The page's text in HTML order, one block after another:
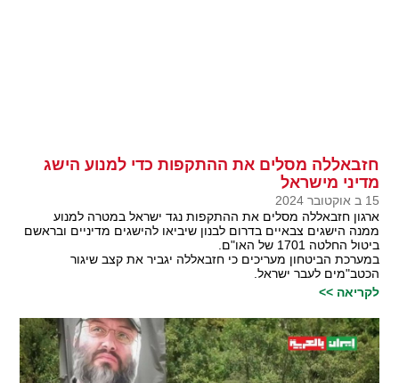
חזבאללה מסלים את ההתקפות כדי למנוע הישג
מדיני מישראל
15 ב אוקטובר 2024
ארגון חזבאללה מסלים את ההתקפות נגד ישראל במטרה למנוע
ממנה הישגים צבאיים בדרום לבנון שיביאו להישגים מדיניים ובראשם
ביטול החלטה 1701 של האו"ם.
במערכת הביטחון מעריכים כי חזבאללה יגביר את קצב שיגור
הכטב"מים לעבר ישראל.
לקריאה >>